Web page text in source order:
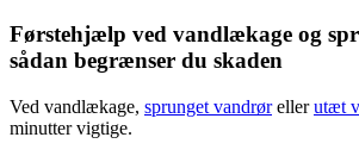
Førstehjælp ved vandlækage og
sådan begrænser du skaden
Ved vandlækage, sprunget vandrørellerutæt
minutter vigtige.